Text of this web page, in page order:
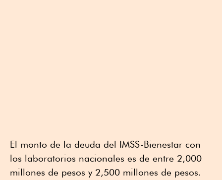
El monto de la deuda del IMSS-Bienestar con
los laboratorios nacionales es de entre 2,000
millones de pesos y 2,500 millones de pesos.